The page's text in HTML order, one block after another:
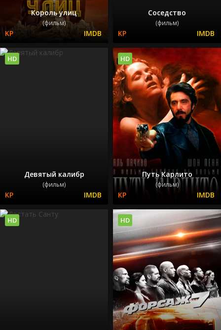
Король улиц
(фильм)
Соседство
(фильм)
Девятый калибр
(фильм)
HD
Путь Карлито
(фильм)
HD
HD HD